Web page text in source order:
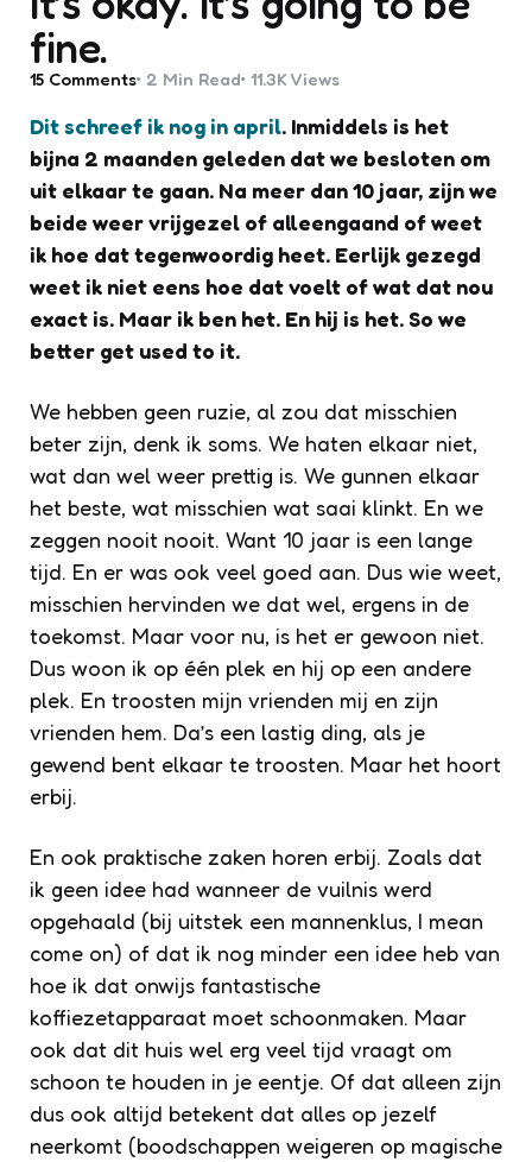
fine.
15 Comments 2 Min Read 11.3K Views
Dit schreef ik nog in april. Inmiddels is het
bijna 2 maanden geleden dat we besloten om
uit elkaar te gaan. Na meer dan 10 jaar, zijn we
beide weer vrijgezel of alleengaand of weet
ik hoe dat tegenwoordig heet. Eerlijk gezegd
weet ik niet eens hoe dat voelt of wat dat nou
exact is. Maar ik ben het. En hij is het. So we
better get used to it.
We hebben geen ruzie, al zou dat misschien
beter zijn, denk ik soms. We haten elkaar niet,
wat dan wel weer prettig is. We gunnen elkaar
het beste, wat misschien wat saai klinkt. En we
zeggen nooit nooit. Want 10 jaar is een lange
tijd. En er was ook veel goed aan. Dus wie weet,
misschien hervinden we dat wel, ergens in de
toekomst. Maar voor nu, is het er gewoon niet.
Dus woon ik op één plek en hij op een andere
plek. En troosten mijn vrienden mij en zijn
vrienden hem. Da’s een lastig ding, als je
gewend bent elkaar te troosten. Maar het hoort
erbij.
En ook praktische zaken horen erbij. Zoals dat
ik geen idee had wanneer de vuilnis werd
opgehaald (bij uitstek een mannenklus, I mean
come on) of dat ik nog minder een idee heb van
hoe ik dat onwijs fantastische
koffiezetapparaat moet schoonmaken. Maar
ook dat dit huis wel erg veel tijd vraagt om
schoon te houden in je eentje. Of dat alleen zijn
dus ook altijd betekent dat alles op jezelf
neerkomt (boodschappen weigeren op magische